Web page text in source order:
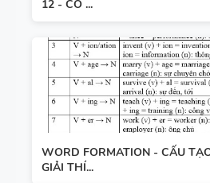
12 - CÓ ...
WORD FORMATION - CẤU
GIẢI THÍ...